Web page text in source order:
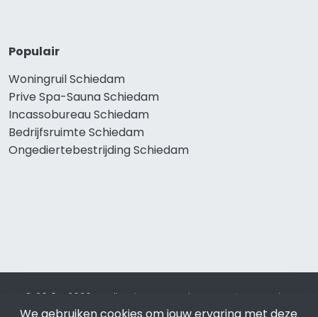
Populair
Woningruil Schiedam
Prive Spa-Sauna Schiedam
Incassobureau Schiedam
Bedrijfsruimte Schiedam
Ongediertebestrijding Schiedam
© 2019 - 2026 Realisatie en SEO door SEO-bureau
Lion
Internet. Betaal alleen voor bewezen resultaten?SEO